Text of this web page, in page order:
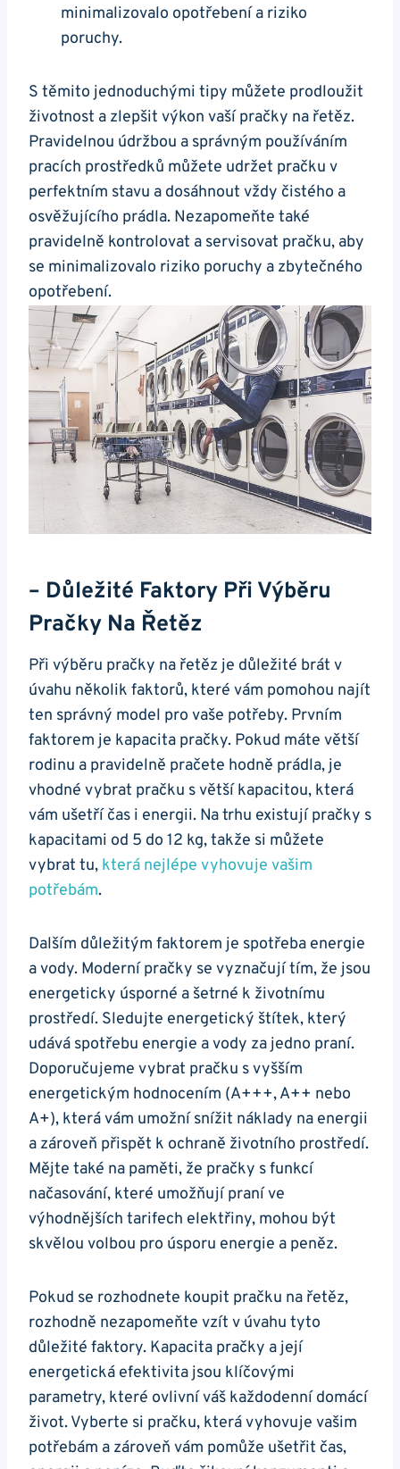
minimalizovalo opotřebení ⁣a riziko
poruchy.
S těmito jednoduchými tipy můžete prodloužit
životnost a zlepšit výkon ‍vaší pračky na řetěz.
Pravidelnou údržbou a správným používáním⁣
pracích prostředků můžete udržet ‌pračku v
perfektním stavu a dosáhnout vždy čistého a
osvěžujícího prádla.⁣ Nezapomeňte také
pravidelně kontrolovat⁤ a servisovat pračku, aby⁢
se minimalizovalo riziko poruchy a zbytečného
opotřebení.
– Důležité Faktory Při Výběru⁤
Pračky ​na ‌řetěz
Při výběru pračky na ​řetěz ‍je důležité⁣ brát v
úvahu několik faktorů, které⁢ vám pomohou​ najít
ten správný model pro vaše potřeby. Prvním
faktorem je⁣ kapacita pračky. Pokud máte větší
rodinu a pravidelně pračete hodně prádla, je
vhodné vybrat pračku s větší kapacitou, která
vám ušetří čas i ⁤energii. Na trhu existují pračky s
kapacitami​ od 5 do 12 kg, takže si ‍můžete
vybrat ⁢tu, která⁣ nejlépe vyhovuje ‍vašim
potřebám.
Dalším důležitým faktorem je spotřeba energie
a vody. Moderní pračky se ‍vyznačují tím, ⁣že jsou
energeticky úsporné a šetrné k životnímu
prostředí. Sledujte⁣ energetický štítek,‍ který
udává spotřebu energie a vody za ⁢jedno praní.
Doporučujeme vybrat pračku s vyšším
energetickým hodnocením (A+++, A++ ‍nebo
A+), která vám ⁣umožní snížit náklady na energii​
a zároveň přispět k ochraně životního prostředí.
Mějte také na paměti,⁤ že pračky ⁤s funkcí
načasování, které umožňují praní ve
výhodnějších tarifech elektřiny, ⁢mohou být
skvělou volbou pro úsporu energie a peněz.
Pokud se rozhodnete koupit pračku na řetěz,⁤
rozhodně nezapomeňte vzít v úvahu tyto
důležité‍ faktory. Kapacita pračky a její
energetická efektivita jsou klíčovými
parametry, které ovlivní ‍váš každodenní domácí
život. ​Vyberte si ⁢pračku, která vyhovuje ⁣vašim
‍potřebám a zároveň ⁣vám pomůže ušetřit čas,